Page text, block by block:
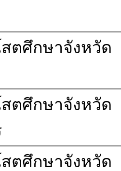
สตศึกษาจังหวัด
สตศึกษาจังหวัด
สตศึกษาจังหวัด